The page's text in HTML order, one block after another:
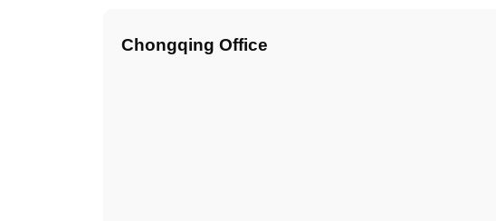
Chongqing Office